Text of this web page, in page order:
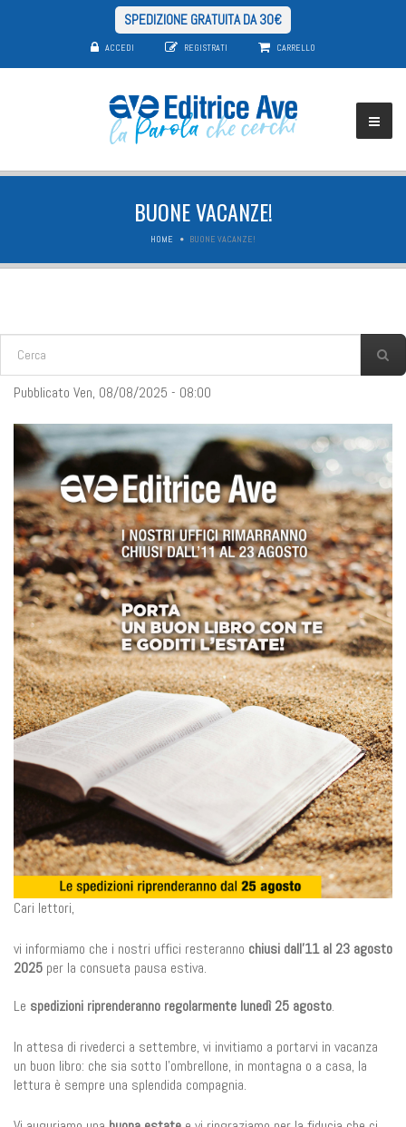
SPEDIZIONE GRATUITA DA 30€
ACCEDI REGISTRATI CARRELLO
BUONE VACANZE!
HOME BUONE VACANZE!
FORM DI RICERCA
Pubblicato Ven, 08/08/2025 - 08:00
Cari lettori,
vi informiamo che i nostri uffici resteranno chiusi dall’11 al 23 agosto
2025 per la consueta pausa estiva.
Le spedizioni riprenderanno regolarmente lunedì 25 agosto.
In attesa di rivederci a settembre, vi invitiamo a portarvi in vacanza
un buon libro: che sia sotto l’ombrellone, in montagna o a casa, la
lettura è sempre una splendida compagnia.